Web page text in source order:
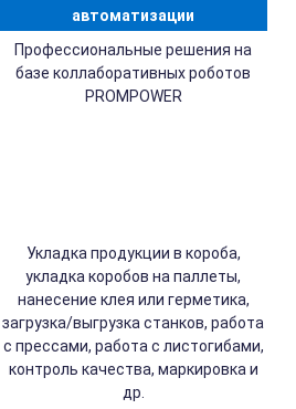
автоматизации
Профессиональные решения на
базе коллаборативных роботов
PROMPOWER
Укладка продукции в короба,
укладка коробов на паллеты,
нанесение клея или герметика,
загрузка/выгрузка станков, работа
с прессами, работа с листогибами,
контроль качества, маркировка и
др.